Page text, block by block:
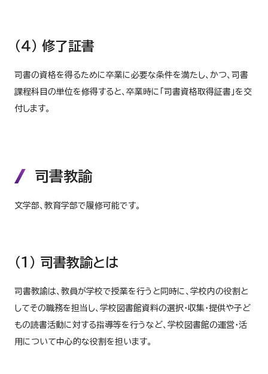
（４） 修了証書
司書の資格を得るために卒業に必要な条件を満たし、かつ、司書
課程科目の単位を修得すると、卒業時に「司書資格取得証書」を交
付します。
司書教諭
文学部、教育学部で履修可能です。
（１） 司書教諭とは
司書教諭は、教員が学校で授業を行うと同時に、学校内の役割と
してその職務を担当し、学校図書館資料の選択・収集・提供や子ど
もの読書活動に対する指導等を行うなど、学校図書館の運営・活
用について中心的な役割を担います。